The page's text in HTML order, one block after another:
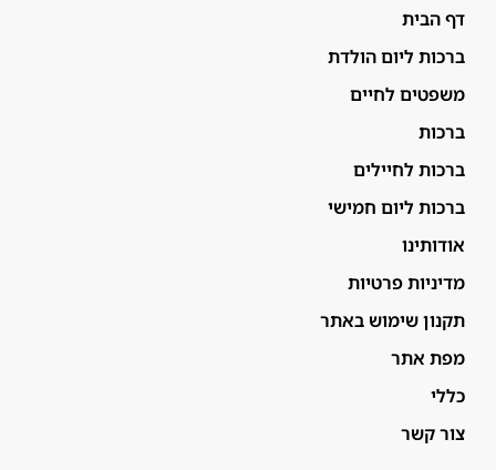
דף הבית
ברכות ליום הולדת
משפטים לחיים
ברכות
ברכות לחיילים
ברכות ליום חמישי
אודותינו
מדיניות פרטיות
תקנון שימוש באתר
מפת אתר
כללי
צור קשר